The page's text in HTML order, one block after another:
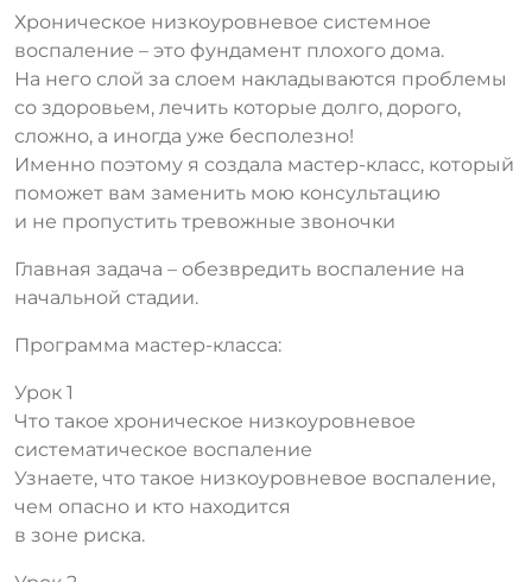
Хроническое низкоуровневое системное
воспаление – это фундамент плохого дома.
На него слой за слоем накладываются проблемы
со здоровьем, лечить которые долго, дорого,
сложно, а иногда уже бесполезно!
Именно поэтому я создала мастер-класс, который
поможет вам заменить мою консультацию
и не пропустить тревожные звоночки
Главная задача – обезвредить воспаление на
начальной стадии.
Программа мастер-класса:
Урок 1
Что такое хроническое низкоуровневое
систематическое воспаление
Узнаете, что такое низкоуровневое воспаление,
чем опасно и кто находится
в зоне риска.